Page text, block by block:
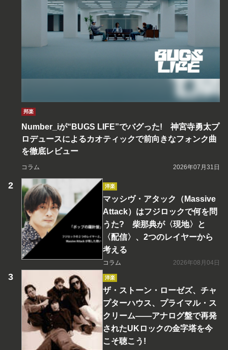
邦楽
Number_iが“BUGS LIFE”でバグった! 神宮寺勇太プ
ロデュースによるカオティックで前向きなフォンク曲
を徹底レビュー
コラム 2026年07月31日
洋楽
マッシヴ・アタック（Massive
Attack）はフジロックで何を問
うた? 柴那典が〈現地〉と
〈配信〉、2つのレイヤーから
考える
コラム 2026年08月04日
洋楽
ザ・ストーン・ローゼズ、チャ
プターハウス、プライマル・ス
クリーム――アナログ盤で再発
されたUKロックの金字塔を今
こそ聴こう!